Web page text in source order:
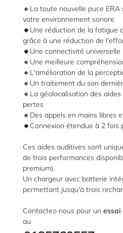
l'adresse email indiqué ci-dessus. Vous
utilisant
le formulaire de désinscription
🔸La toute nouvelle puce ERA
votre environnement sonore
🔸 Une réduction de la fatigue
grâce à une réduction de
🔸 Une connectivité
🔸Une meilleure
🔸L'amélioration de la
🔸Un traitement du son
🔸La géolocalisation des
pertes
🔸Des appels en mains libres
🔸 Connexion étendue à 2 fois
Ces aides auditives sont
de trois performances
premium).
Un chargeur avec batterie
permettant jusqu'à trois
Contactez-nous pour un essai
au